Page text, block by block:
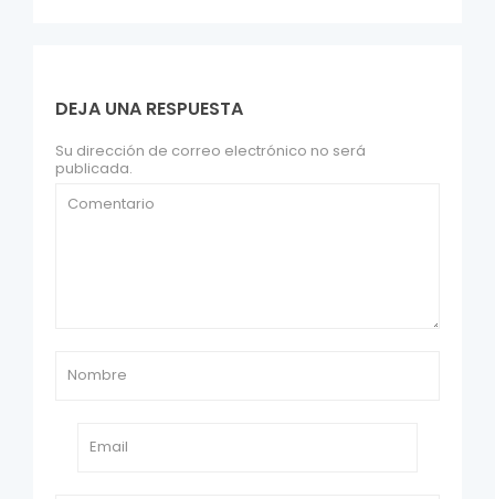
DEJA UNA RESPUESTA
Su dirección de correo electrónico no será
publicada.